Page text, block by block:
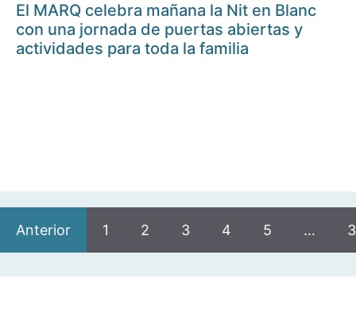
El MARQ celebra mañana la Nit en Blanc
con una jornada de puertas abiertas y
actividades para toda la familia
Anterior 1 2 3 4 5 …